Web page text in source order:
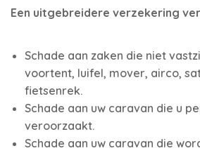
Een uitgebreidere verzekering
Schade aan zaken die niet
voortent, luifel, mover, airco,
fietsenrek.
Schade aan uw caravan die u
veroorzaakt.
Schade aan uw caravan die